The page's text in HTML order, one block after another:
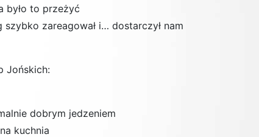
było to przeżyć
szybko zareagował i… dostarczył nam
Jońskich:
dobrym jedzeniem
kuchnia